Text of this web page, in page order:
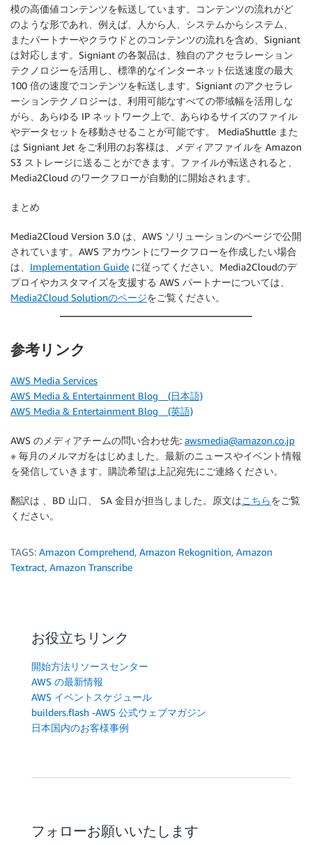
模の高価値コンテンツを転送しています。コンテンツの流れがど
のような形であれ、例えば、人から人、システムからシステム、
またパートナーやクラウドとのコンテンツの流れを含め、Signiant
は対応します。Signiant の各製品は、独自のアクセラレーション
テクノロジーを活用し、標準的なインターネット伝送速度の最大
100 倍の速度でコンテンツを転送します。Signiant のアクセラレ
ーションテクノロジーは、利用可能なすべての帯域幅を活用しな
がら、あらゆる IP ネットワーク上で、あらゆるサイズのファイル
やデータセットを移動させることが可能です。 MediaShuttle また
は Signiant Jet をご利用のお客様は、メディアファイルを Amazon
S3 ストレージに送ることができます。ファイルが転送されると、
Media2Cloud のワークフローが自動的に開始されます。
まとめ
Media2Cloud Version 3.0 は、AWS ソリューションのページで公開
されています。AWS アカウントにワークフローを作成したい場合
は、 Implementation Guide に従ってください。Media2Cloudのデ
プロイやカスタマイズを支援する AWS パートナーについては、
Media2Cloud Solutionのページをご覧ください。
参考リンク
AWS Media Services
AWS Media & Entertainment Blog (日本語)
AWS Media & Entertainment Blog (英語)
AWS のメディアチームの問い合わせ先: awsmedia@amazon.co.jp
※ 毎月のメルマガをはじめました。最新のニュースやイベント情報
を発信していきます。購読希望は上記宛先にご連絡ください。
翻訳は 、BD 山口、 SA 金目が担当しました。原文はこちらをご覧
ください。
TAGS: Amazon Comprehend, Amazon Rekognition, Amazon
Textract, Amazon Transcribe
お役立ちリンク
開始方法リソースセンター
AWS の最新情報
AWS イベントスケジュール
builders.flash -AWS 公式ウェブマガジン
日本国内のお客様事例
フォローお願いいたします